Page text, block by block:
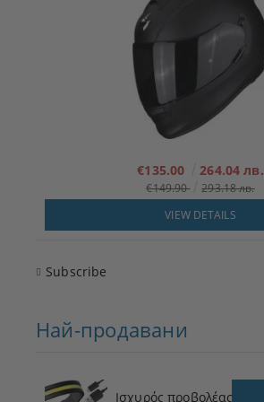
€135.00 264.04 лв.
€149.90
293.18 лв.
VIEW DETAILS
Subscribe
Най-продавани
Ισχυρός προβολέας